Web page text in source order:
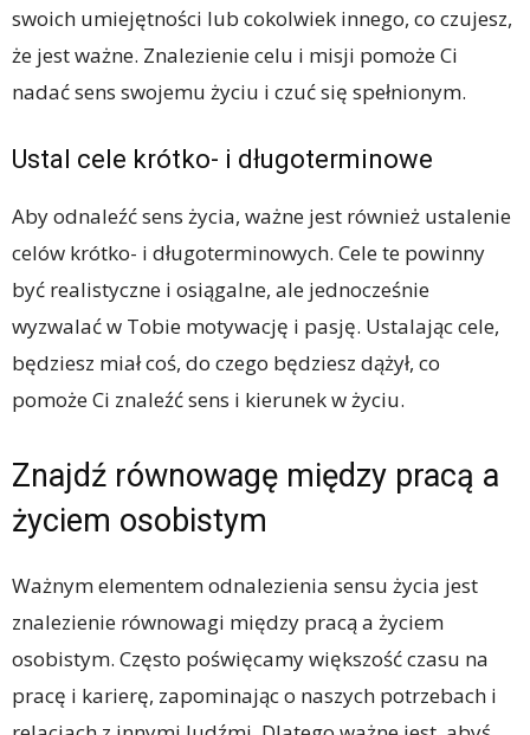
swoich umiejętności lub cokolwiek innego, co czujesz,
że jest ważne. Znalezienie celu i misji pomoże Ci
nadać sens swojemu życiu i czuć się spełnionym.
Ustal cele krótko- i długoterminowe
Aby odnaleźć sens życia, ważne jest również ustalenie
celów krótko- i długoterminowych. Cele te powinny
być realistyczne i osiągalne, ale jednocześnie
wyzwalać w Tobie motywację i pasję. Ustalając cele,
będziesz miał coś, do czego będziesz dążył, co
pomoże Ci znaleźć sens i kierunek w życiu.
Znajdź równowagę między pracą a
życiem osobistym
Ważnym elementem odnalezienia sensu życia jest
znalezienie równowagi między pracą a życiem
osobistym. Często poświęcamy większość czasu na
pracę i karierę, zapominając o naszych potrzebach i